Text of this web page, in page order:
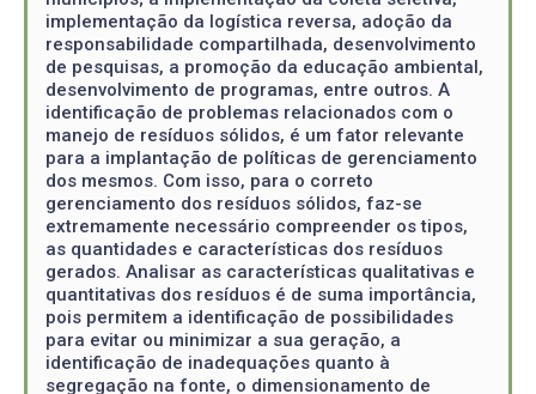
implementação da logística reversa, adoção da
responsabilidade compartilhada, desenvolvimento
de pesquisas, a promoção da educação ambiental,
desenvolvimento de programas, entre outros. A
identificação de problemas relacionados com o
manejo de resíduos sólidos, é um fator relevante
para a implantação de políticas de gerenciamento
dos mesmos. Com isso, para o correto
gerenciamento dos resíduos sólidos, faz-se
extremamente necessário compreender os tipos,
as quantidades e características dos resíduos
gerados. Analisar as características qualitativas e
quantitativas dos resíduos é de suma importância,
pois permitem a identificação de possibilidades
para evitar ou minimizar a sua geração, a
identificação de inadequações quanto à
segregação na fonte, o dimensionamento de